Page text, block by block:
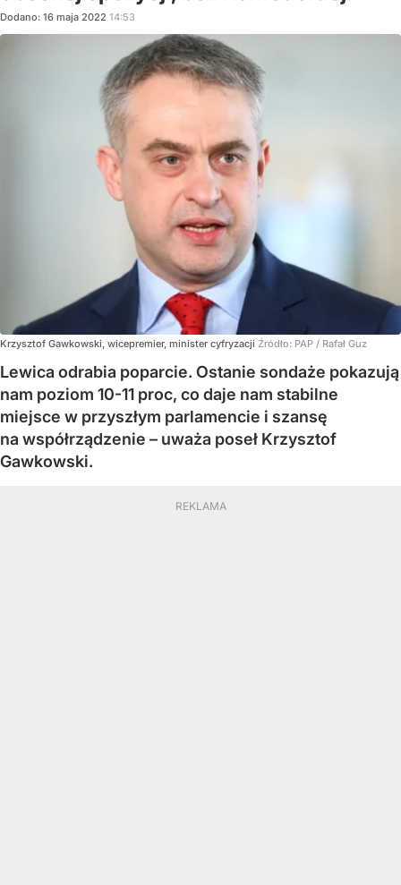
Dodano: 16 maja 2022 14:53
Krzysztof Gawkowski, wicepremier, minister cyfryzacji Źródło: PAP / Rafał Guz
Lewica odrabia poparcie. Ostanie sondaże pokazują
nam poziom 10-11 proc, co daje nam stabilne
miejsce w przyszłym parlamencie i szansę
na współrządzenie – uważa poseł Krzysztof
Gawkowski.